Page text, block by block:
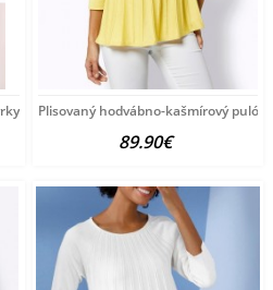
Plisovaný hodvábno-kašmírový
89.90€